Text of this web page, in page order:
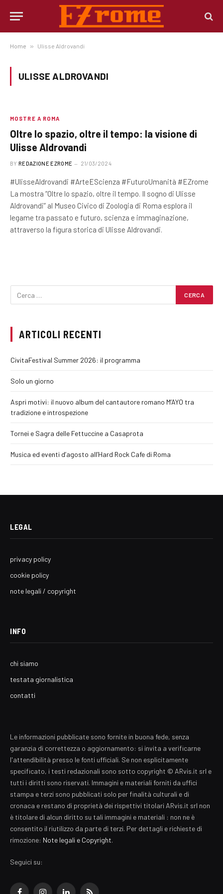
Home » Ulisse Aldrovandi
ULISSE ALDROVANDI
MOSTRE A ROMA
Oltre lo spazio, oltre il tempo: la visione di
Ulisse Aldrovandi
BY REDAZIONE EZROME 21/03/2024
#UlisseAldrovandi #ArteEScienza #FuturoUmanità #EZrome
La mostra “Oltre lo spazio, oltre il tempo. Il sogno di Ulisse
Aldrovandi” al Museo Civico di Zoologia di Roma esplora il
legame tra passato e futuro, scienza e immaginazione,
attraverso la figura storica di Ulisse Aldrovandi.
ARTICOLI RECENTI
CivitaFestival Summer 2026: il programma
Solo un giorno
Aspri motivi: il nuovo album del cantautore romano M’AYO tra
tradizione e introspezione
Tornei e Sagra delle Fettuccine a Casaprota
Musica ed eventi d’agosto all’Hard Rock Cafe di Roma
LEGAL
privacy policy
cookie policy
note legali / copyright
INFO
chi siamo
testata giornalistica
contatti
Le informazioni pubblicate sono fornite in buona fede, senza
garanzia di correttezza o aggiornamento: si invita a verificarne
l'attendibilità presso le fonti ufficiali. Se non esplicitamente
specificato, i testi redazionali sono sotto copyright © ARvis.it srl e
tutti i diritti sono riservati. Immagini e materiali forniti da uffici
stampa e terzi sono pubblicati solo per finalità culturali e di
cronaca e restano di proprietà dei rispettivi titolari ARvis.it srl non
è titolare di alcun diritto su tali immagini e materiali : non ne è
consentito il riutilizzo da parte di terzi. Per dettagli e richieste di
rimozione: Note legali e Copyright.
Seguici su: